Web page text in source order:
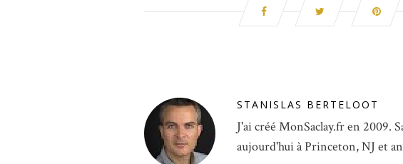
STANISLAS BERTELOOT
J'ai créé MonSaclay.fr en 2009.
aujourd'hui à Princeton, NJ et